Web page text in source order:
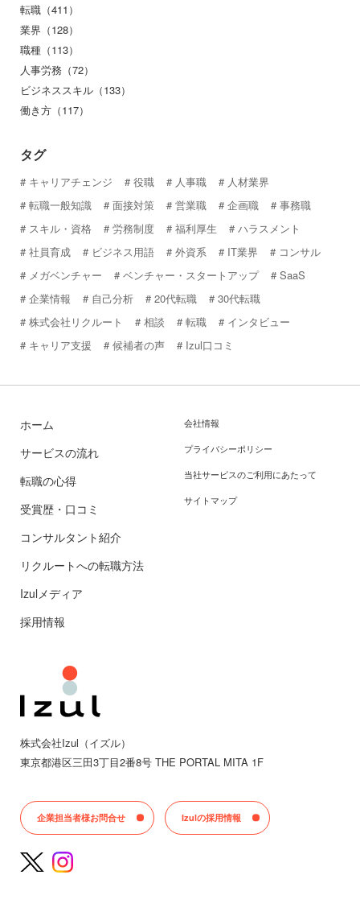
転職（411）
業界（128）
職種（113）
人事労務（72）
ビジネススキル（133）
働き方（117）
タグ
キャリアチェンジ 役職 人事職
人材業界
転職一般知識
面接対策 営業職 企画職
事務職
スキル・資格
労務制度 福利厚生
ハラスメント
社員育成
ビジネス用語 外資系 IT業界
コンサル
メガベンチャー
ベンチャー・スタートアップ
SaaS
企業情報
自己分析 20代転職
30代転職
株式会社リクルート
相談 転職
インタビュー
キャリア支援
候補者の声 Izul口コミ
株式会社Izul（イズル）
東京都港区三田3丁目2番8号 THE PORTAL MITA 1F
企業担当者様お問合せ Izulの採用情報
ホーム
サービスの流れ
転職の心得
受賞歴・口コミ
コンサルタント紹介
リクルートへの転職方法
Izulメディア
採用情報
会社情報
プライバシーポリシー
当社サービスのご利用にあたって
サイトマップ